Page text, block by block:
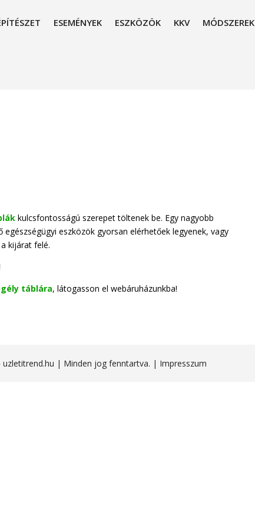
ESEMÉNYEK ESZKÖZÖK KKV MÓDSZEREK
kulcsfontosságú szerepet töltenek be. Egy nagyobb
eszközök gyorsan elérhetőek legyenek, vagy
kijárat felé.
táblára, látogasson el webáruházunkba!
| Minden jog fenntartva. | Impresszum